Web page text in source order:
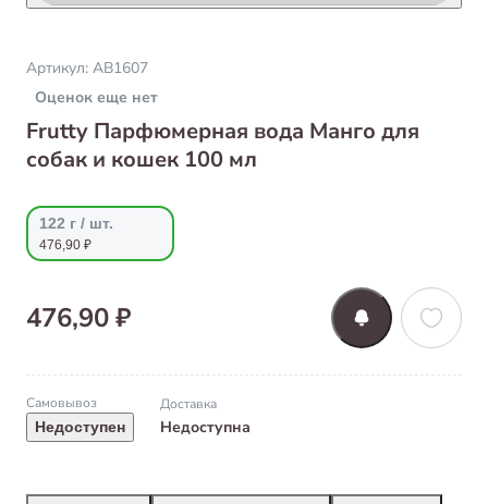
Артикул: AB1607
Оценок еще нет
Frutty Парфюмерная вода Манго для
собак и кошек 100 мл
122 г / шт.
476,90 ₽
476,90 ₽
Самовывоз
Недоступен
Доставка
Недоступна